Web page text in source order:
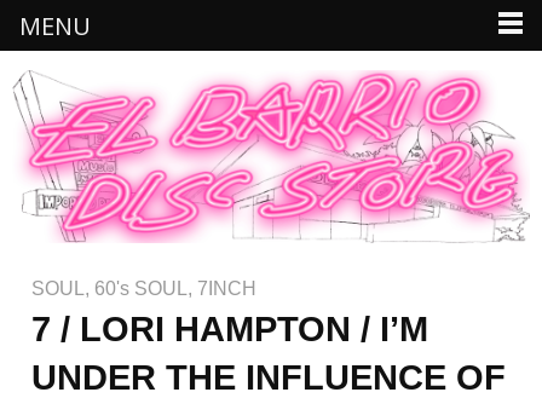
SOUL , 60's SOUL , 7INCH
7 / LORI HAMPTON / I’M
UNDER THE INFLUENCE OF
MENU